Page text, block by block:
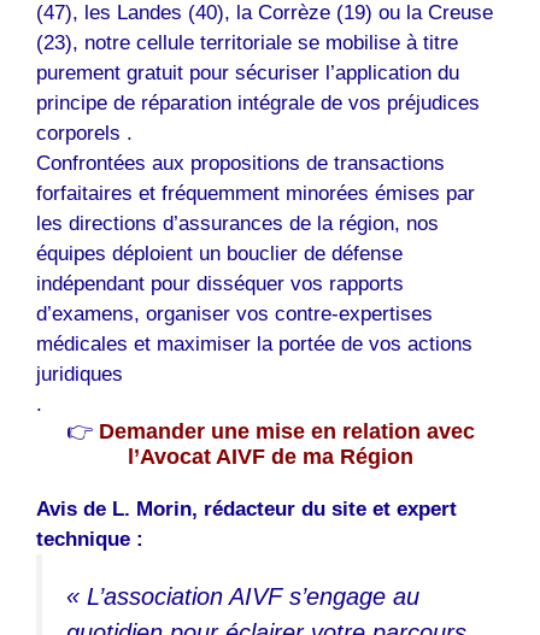
(47), les Landes (40), la Corrèze (19) ou la Creuse
(23), notre cellule territoriale se mobilise à titre
purement gratuit pour sécuriser l’application du
principe de réparation intégrale de vos préjudices
corporels .
Confrontées aux propositions de transactions
forfaitaires et fréquemment minorées émises par
les directions d’assurances de la région, nos
équipes déploient un bouclier de défense
indépendant pour disséquer vos rapports
d’examens, organiser vos contre-expertises
médicales et maximiser la portée de vos actions
juridiques
.
👉 Demander une mise en relation avec
l’Avocat AIVF de ma Région
Avis de L. Morin, rédacteur du site et expert
technique :
« L’association AIVF s’engage au